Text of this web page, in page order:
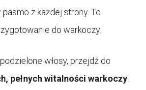
z każdej strony. To
do warkoczy.
włosy, przejdź do
pełnych witalności warkoczy